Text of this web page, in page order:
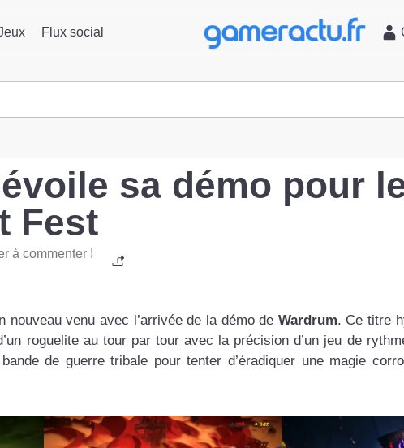
Flux social
sa démo pour
Fest
à commenter !
nouveau venu avec l’arrivée de la démo de Wardrum. Ce titre
roguelite au tour par tour avec la précision d’un jeu de
de guerre tribale pour tenter d’éradiquer une magie